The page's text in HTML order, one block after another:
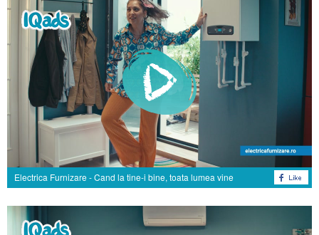
Electrica Furnizare - Cand la tine-i bine, toata lumea vine